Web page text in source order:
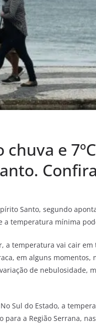
e
Santo, segundo
temperatura mínima
a temperatura vai cair em
em alguns momentos,
de nebulosidade,
Sul do Estado, a
a Região Serrana,